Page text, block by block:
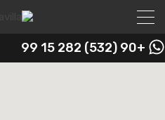
+90 (532) 282 15 99